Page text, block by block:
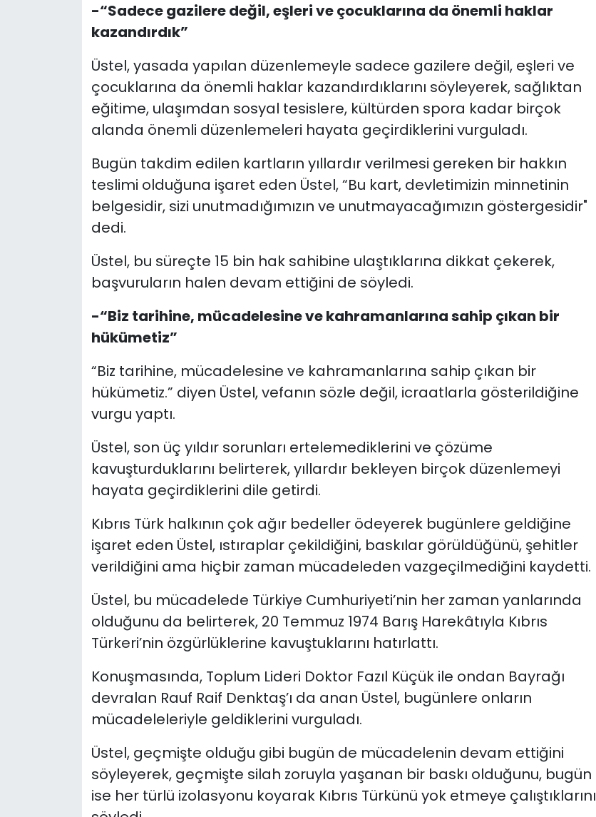
-“Sadece gazilere değil, eşleri ve çocuklarına da önemli haklar
kazandırdık”
Üstel, yasada yapılan düzenlemeyle sadece gazilere değil, eşleri ve
çocuklarına da önemli haklar kazandırdıklarını söyleyerek, sağlıktan
eğitime, ulaşımdan sosyal tesislere, kültürden spora kadar birçok
alanda önemli düzenlemeleri hayata geçirdiklerini vurguladı.
Bugün takdim edilen kartların yıllardır verilmesi gereken bir hakkın
teslimi olduğuna işaret eden Üstel, “Bu kart, devletimizin minnetinin
belgesidir, sizi unutmadığımızın ve unutmayacağımızın göstergesidir"
dedi.
Üstel, bu süreçte 15 bin hak sahibine ulaştıklarına dikkat çekerek,
başvuruların halen devam ettiğini de söyledi.
-“Biz tarihine, mücadelesine ve kahramanlarına sahip çıkan bir
hükümetiz”
“Biz tarihine, mücadelesine ve kahramanlarına sahip çıkan bir
hükümetiz.” diyen Üstel, vefanın sözle değil, icraatlarla gösterildiğine
vurgu yaptı.
Üstel, son üç yıldır sorunları ertelemediklerini ve çözüme
kavuşturduklarını belirterek, yıllardır bekleyen birçok düzenlemeyi
hayata geçirdiklerini dile getirdi.
Kıbrıs Türk halkının çok ağır bedeller ödeyerek bugünlere geldiğine
işaret eden Üstel, ıstıraplar çekildiğini, baskılar görüldüğünü, şehitler
verildiğini ama hiçbir zaman mücadeleden vazgeçilmediğini kaydetti.
Üstel, bu mücadelede Türkiye Cumhuriyeti’nin her zaman yanlarında
olduğunu da belirterek, 20 Temmuz 1974 Barış Harekâtıyla Kıbrıs
Türkeri’nin özgürlüklerine kavuştuklarını hatırlattı.
Konuşmasında, Toplum Lideri Doktor Fazıl Küçük ile ondan Bayrağı
devralan Rauf Raif Denktaş’ı da anan Üstel, bugünlere onların
mücadeleleriyle geldiklerini vurguladı.
Üstel, geçmişte olduğu gibi bugün de mücadelenin devam ettiğini
söyleyerek, geçmişte silah zoruyla yaşanan bir baskı olduğunu, bugün
ise her türlü izolasyonu koyarak Kıbrıs Türkünü yok etmeye çalıştıklarını